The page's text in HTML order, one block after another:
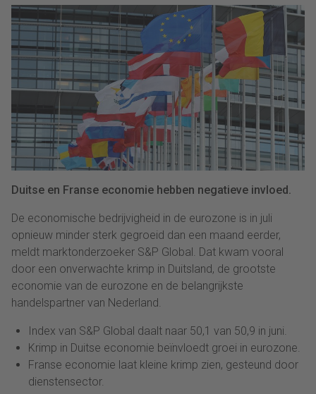
Duitse en Franse economie hebben negatieve invloed.
De economische bedrijvigheid in de eurozone is in juli
opnieuw minder sterk gegroeid dan een maand eerder,
meldt marktonderzoeker S&P Global. Dat kwam vooral
door een onverwachte krimp in Duitsland, de grootste
economie van de eurozone en de belangrijkste
handelspartner van Nederland.
Index van S&P Global daalt naar 50,1 van 50,9 in juni.
Krimp in Duitse economie beïnvloedt groei in eurozone.
Franse economie laat kleine krimp zien, gesteund door
dienstensector.